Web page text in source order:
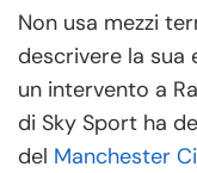
Non usa mezzi
descrivere la sua
un intervento a
di Sky Sport ha
del Manchester